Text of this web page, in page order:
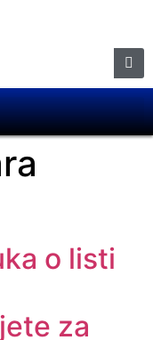
o listi
za